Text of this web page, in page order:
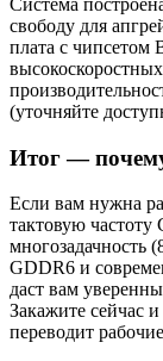
Система
свободу для
плата с чипсетом
(уточняйте
Итог —
Если вам нужна
тактовую
многозадачность
GDDR6 и
даст вам
Закажите сейчас
переводит